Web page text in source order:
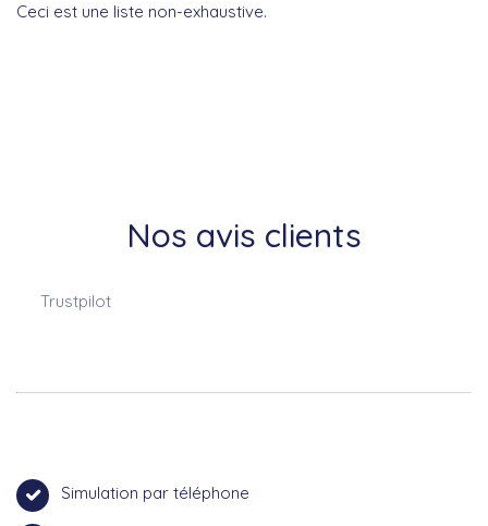
Ceci est une liste non-exhaustive.
Nos avis clients
Trustpilot
Simulation par téléphone